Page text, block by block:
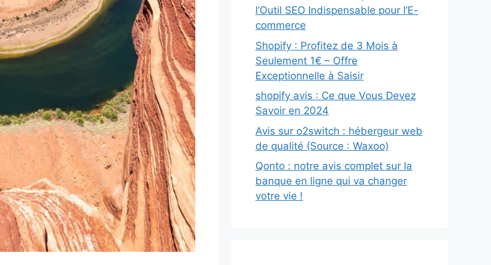
l’Outil SEO Indispensable pour l’E-
commerce
Shopify : Profitez de 3 Mois à
Seulement 1€ – Offre
Exceptionnelle à Saisir
shopify avis : Ce que Vous Devez
Savoir en 2024
Avis sur o2switch : hébergeur web
de qualité (Source : Waxoo)
Qonto : notre avis complet sur la
banque en ligne qui va changer
votre vie !